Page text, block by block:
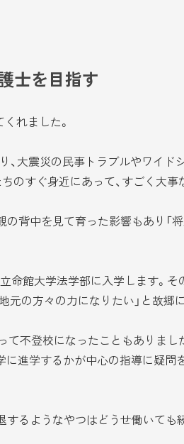
士を目指す
れました。
大震災の民事トラブルやワイ
のすぐ身近にあって、すごく大事
背中を見て育った影響もあり「
館大学法学部に入学します。そ
元の方々の力になりたい」と故郷
不登校になったこともありまし
進学するかが中心の指導に疑問
るようなやつはどうせ働いても